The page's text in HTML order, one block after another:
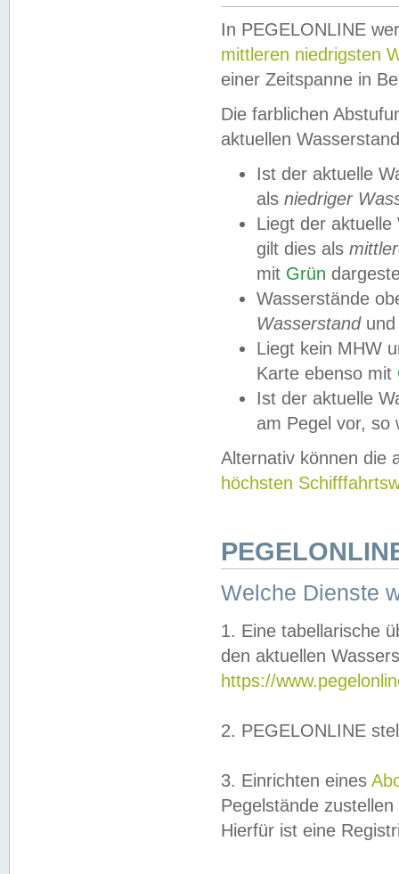
In PEGELONLINE
mittleren niedrigsten
einer Zeitspanne in
Die farblichen
aktuellen
Ist der aktuelle
als niedriger
Liegt der
gilt dies als
mit Grün
Wasserstände
Wasserstandund
Liegt kein MHW
Karte ebenso mit
Ist der aktuelle
am Pegel vor,
Alternativ können die
höchsten
Welche Dienste
1. Eine tabellarische
den aktuellen
https://
2. PEGELONLINE
3. Einrichten eines
Pegelstände
Hierfür ist eine